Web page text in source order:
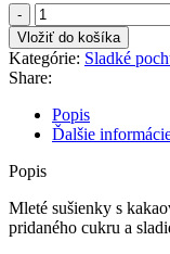
množstvo
DETKI
MLETÉ
VANILKOVÉ
A
KAKAOVÉ
KREHKÉ
PEČIVO
BEZ
180G
Vložiť do košíka
Kategórie: Sladké
Share:
Popis
Ďalšie
Popis
Mleté sušienky s
pridaného cukru a